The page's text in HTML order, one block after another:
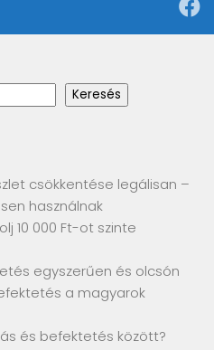
Keresés
csökkentése legálisan –
használnak
10 000 Ft-ot szinte
egyszerűen és olcsón
a magyarok
és befektetés között?